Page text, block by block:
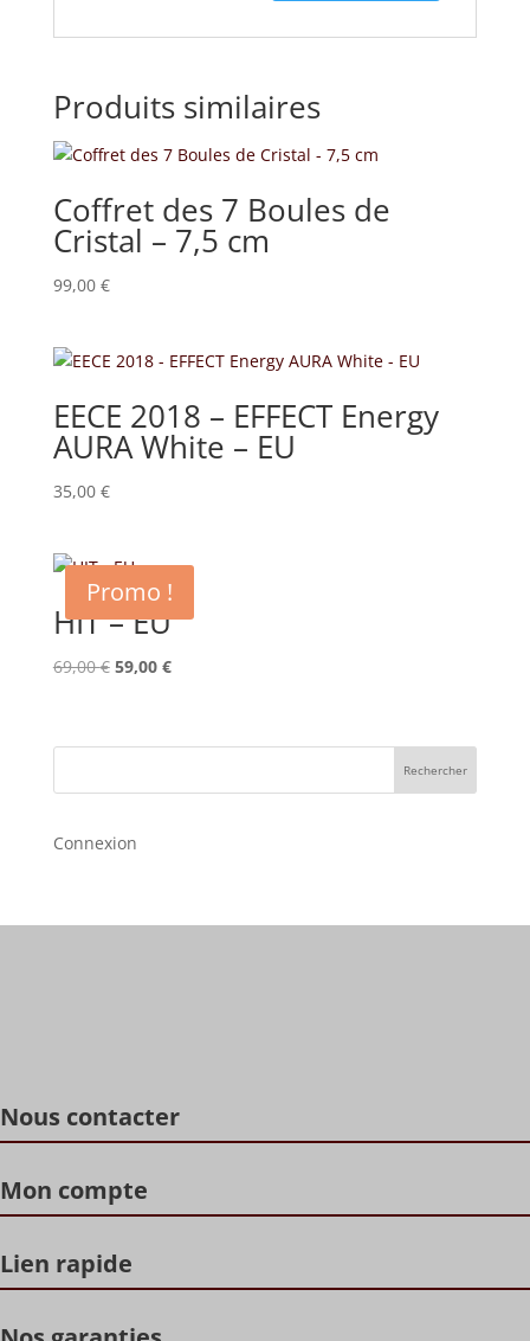
Produits similaires
Coffret des 7 Boules de
Cristal – 7,5 cm
99,00 €
EECE 2018 – EFFECT Energy
AURA White – EU
35,00 €
Promo !
HIT – EU
69,00€ Le
était :
59,00 €Le
est :
Rechercher
Connexion
Nous contacter
Mon compte
Lien rapide